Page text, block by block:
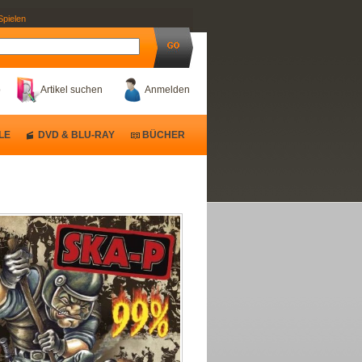
Anmelden
Artikel suchen
DVD & BLU-RAY BÜCHER